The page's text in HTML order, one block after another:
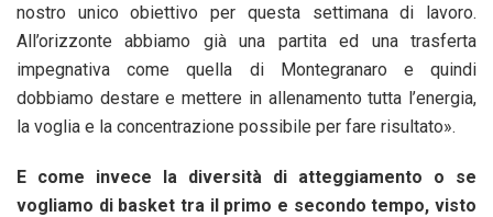
nostro unico obiettivo per questa settimana di lavoro.
All’orizzonte abbiamo già una partita ed una trasferta
impegnativa come quella di Montegranaro e quindi
dobbiamo destare e mettere in allenamento tutta l’energia,
la voglia e la concentrazione possibile per fare risultato».
E come invece la diversità di atteggiamento o se
vogliamo di basket tra il primo e secondo tempo, visto